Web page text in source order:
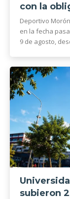
con la
Deportivo
en la fecha
9 de agosto,
subieron